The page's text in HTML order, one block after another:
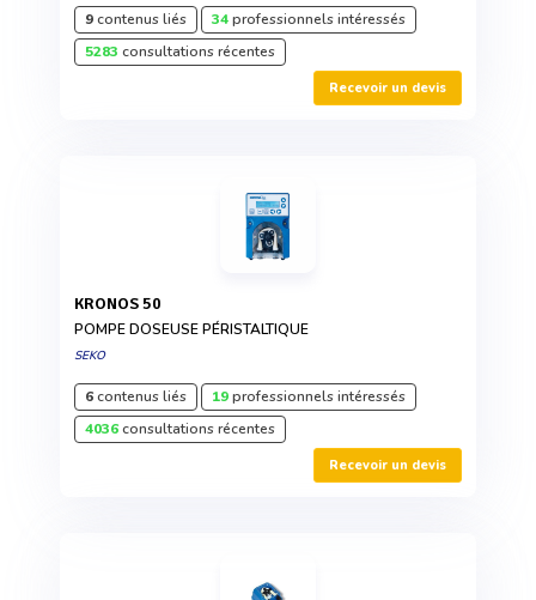
9contenus liés 34professionnels intéressés
5283 consultations récentes
Recevoir un devis
KRONOS 50
POMPE DOSEUSE PÉRISTALTIQUE
SEKO
6contenus liés 19professionnels intéressés
4036consultations récentes
Recevoir un devis